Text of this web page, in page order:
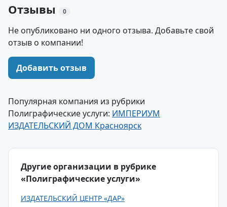
Отзывы 0
Не опубликовано ни одного отзыва. Добавьте свой
отзыв о компании!
Добавить отзыв
Популярная компания из рубрики
Полиграфические услуги: ИМПЕРИУМ
ИЗДАТЕЛЬСКИЙ ДОМ Красноярск
Другие организации в рубрике
«Полиграфические услуги»
ИЗДАТЕЛЬСКИЙ ЦЕНТР «ДАР»